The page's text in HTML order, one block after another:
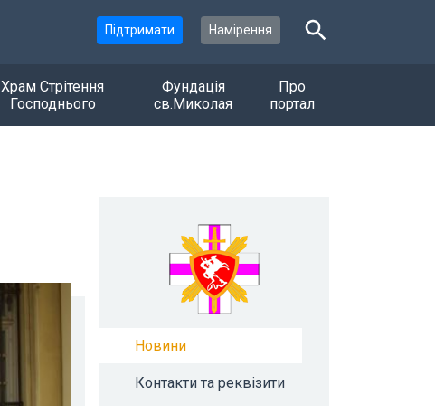
Підтримати Намірення
Храм Стрітення
Господнього
Фундація
св.Миколая
Про
портал
Новини
Контакти та реквізити